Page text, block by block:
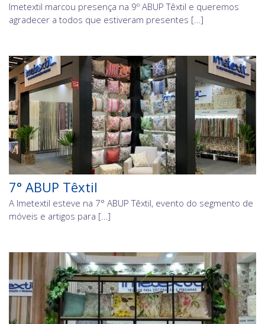
Imetextil marcou presença na 9º ABUP Têxtil e queremos
agradecer a todos que estiveram presentes […]
7° ABUP Têxtil
A Imetextil esteve na 7° ABUP Têxtil, evento do segmento de
móveis e artigos para […]